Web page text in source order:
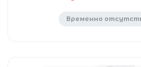
Временно